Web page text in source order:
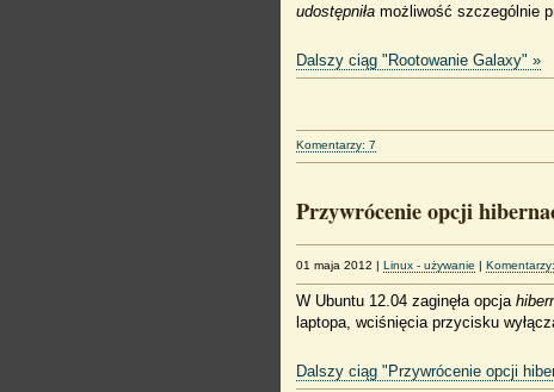
udostępniła możliwość szczególnie
Dalszy ciąg "Rootowanie Galaxy" »
Komentarzy: 7
Przywrócenie opcji
01 maja 2012 | Linux - używanie |
W Ubuntu 12.04 zaginęła opcja
laptopa, wciśnięcia przycisku
Dalszy ciąg "Przywrócenie opcji